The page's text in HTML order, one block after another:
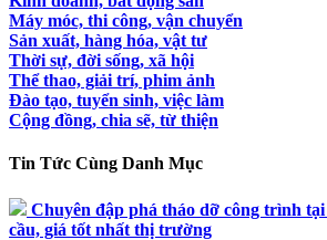
Máy móc, thi công, vận chuyển
Sản xuất, hàng hóa, vật tư
Thời sự, đời sống, xã hội
Thể thao, giải trí, phim ảnh
Đào tạo, tuyển sinh, việc làm
Cộng đồng, chia sẽ, từ thiện
Tin Tức Cùng Danh Mục
Chuyên đập phá tháo dỡ công trình
cầu, giá tốt nhất thị trường